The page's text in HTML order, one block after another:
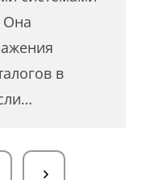
Она
в